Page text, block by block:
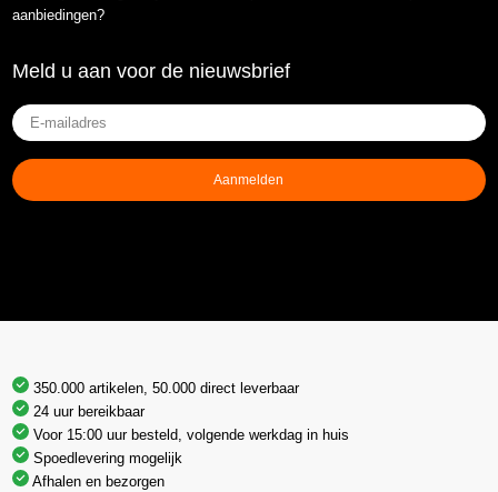
aanbiedingen?
Meld u aan voor de nieuwsbrief
E-
mailadres(Vereist)
Aanmelden
350.000 artikelen, 50.000 direct leverbaar
24 uur bereikbaar
Voor 15:00 uur besteld, volgende werkdag in huis
Spoedlevering mogelijk
Afhalen en bezorgen